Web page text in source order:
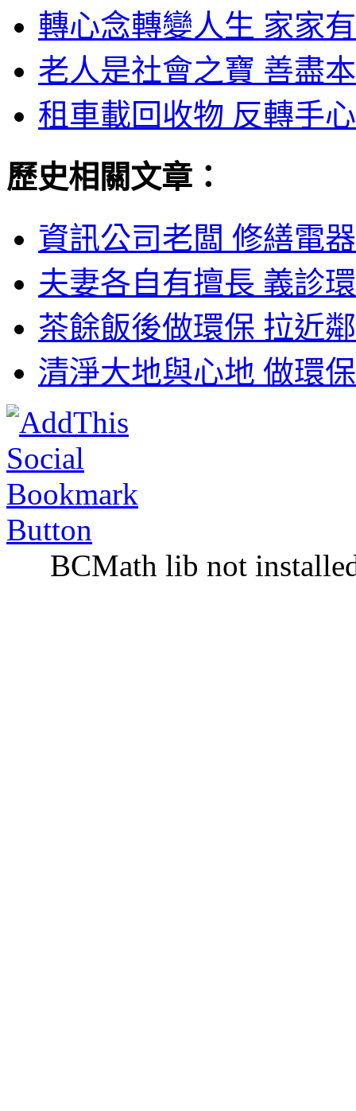
轉心念轉變人生 家家
老人是社會之寶 善盡
租車載回收物 反轉手
歷史相關文章：
資訊公司老闆 修繕電
夫妻各自有擅長 義診
茶餘飯後做環保 拉近
清淨大地與心地 做環
BCMath lib not